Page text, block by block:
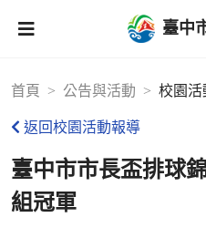
臺中
首頁 公告與活動 校園活
返回校園活動報導
臺中市市長盃排球
組冠軍